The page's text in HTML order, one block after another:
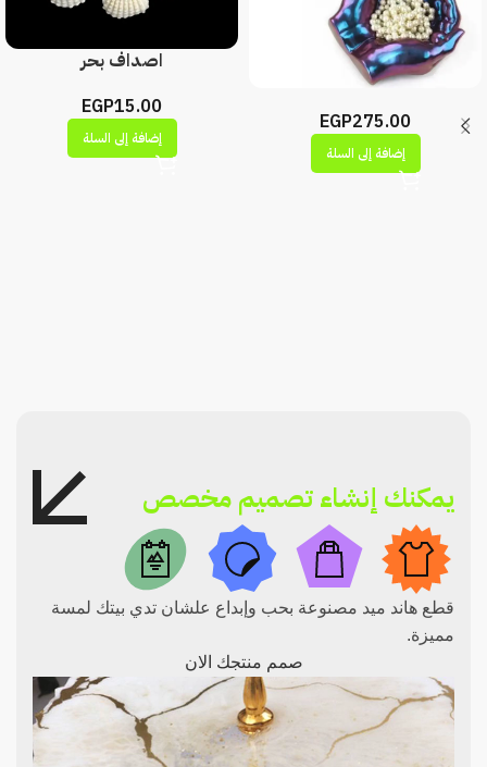
EGP275.00
إضافة إلى السلة
اصداف بحر
EGP15.00
إضافة إلى السلة
يمكنك إنشاء تصميم مخصص
قطع هاند ميد مصنوعة بحب وإبداع علشان تدي بيتك لمسة
مميزة.
صمم منتجك الان